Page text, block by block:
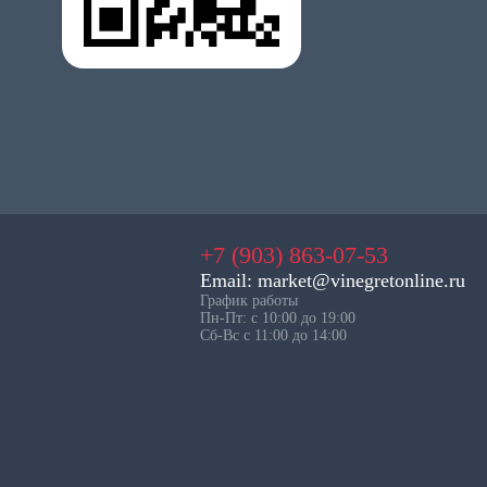
+7 (903) 863-07-53
Email: market@vinegretonline.ru
График работы
Пн-Пт: с 10:00 до 19:00
Сб-Вс с 11:00 до 14:00